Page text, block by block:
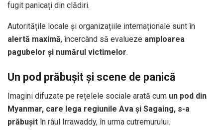
fugit panicați din clădiri.
Autoritățile locale și organizațiile internaționale sunt în
alertă maximă, încercând să evalueze amploarea
pagubelor și numărul victimelor.
Un pod prăbușit și scene de panică
Imagini difuzate pe rețelele sociale arată cum un pod din
Myanmar, care lega regiunile Ava și Sagaing, s-a
prăbușit în râul Irrawaddy, în urma cutremurului.